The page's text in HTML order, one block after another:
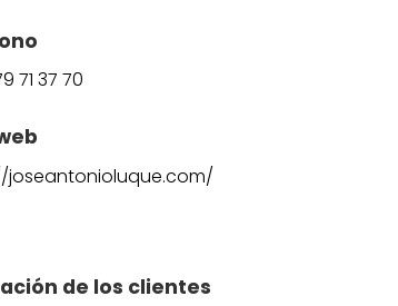
71 37 70
joseantonioluque.com/
de los clientes